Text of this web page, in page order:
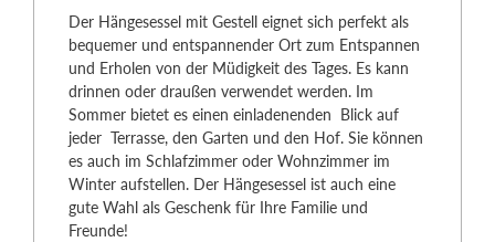
Der Hängesessel mit Gestell eignet sich perfekt als
bequemer und entspannender Ort zum Entspannen
und Erholen von der Müdigkeit des Tages. Es kann
drinnen oder draußen verwendet werden. Im
Sommer bietet es einen einladenenden Blick auf
jeder Terrasse, den Garten und den Hof. Sie können
es auch im Schlafzimmer oder Wohnzimmer im
Winter aufstellen. Der Hängesessel ist auch eine
gute Wahl als Geschenk für Ihre Familie und
Freunde!